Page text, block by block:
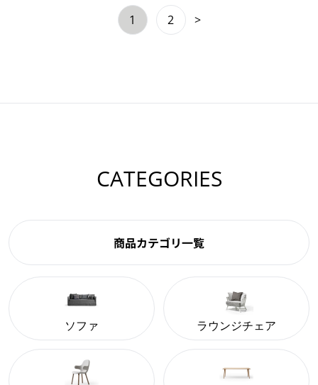
1 2 >
CATEGORIES
商品カテゴリ一覧
ソファ ラウンジチェア